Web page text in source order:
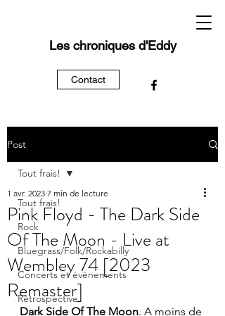
Les chroniques d'Eddy
Contact
Post
Tout frais!
Rock
Bluegrass/Folk/Rockabilly
Concerts et évènements
Rétrospective
Tout frais!
Pink Floyd - The Dark Side
Of The Moon - Live at
Wembley 74 [2023
Remaster]
1 avr. 2023 7 min de lecture
Dark Side Of The Moon. A moins de